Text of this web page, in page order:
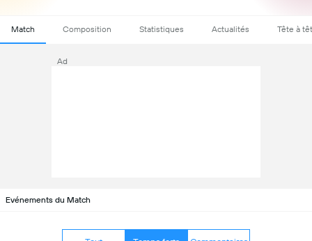
Match Composition Statistiques Actualités Tête à
Ad
Evénements du Match